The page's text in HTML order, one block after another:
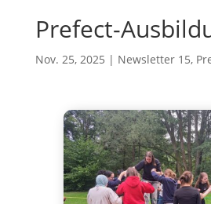
Prefect-
Nov. 25, 2025 | Newsletter 15,